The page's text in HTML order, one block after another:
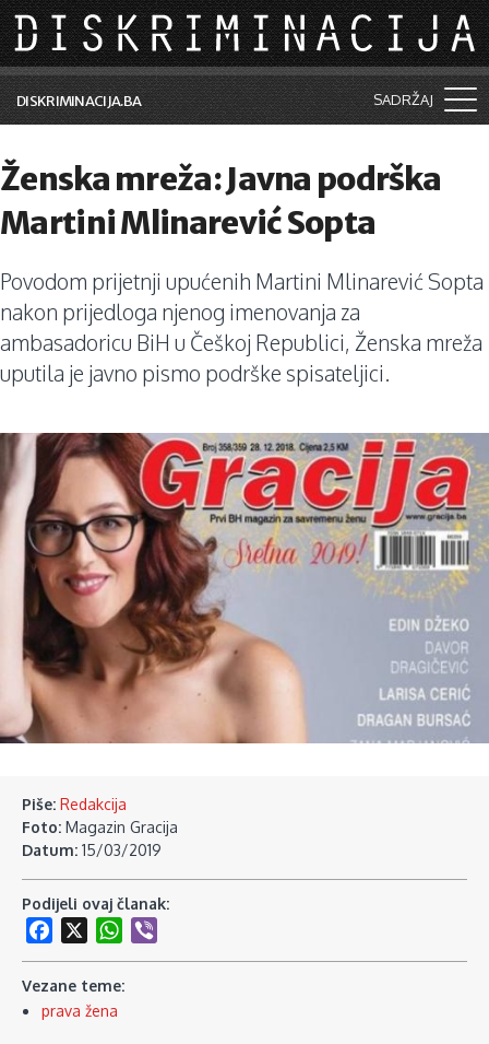
Skip to main content
DISKRIMINACIJA.BA SADRŽAJ
Vijesti i događaji
Aktuelne teme
Kolumne
Lične priče
Saradnja sa medijima
Ženska mreža: Javna podrška
Martini Mlinarević Sopta
Povodom prijetnji upućenih Martini Mlinarević Sopta
nakon prijedloga njenog imenovanja za
ambasadoricu BiH u Češkoj Republici, Ženska mreža
uputila je javno pismo podrške spisateljici.
Piše: Redakcija
Foto: Magazin Gracija
Datum: 15/03/2019
Podijeli ovaj članak:
Facebook
WhatsApp
Vezane teme:
prava žena